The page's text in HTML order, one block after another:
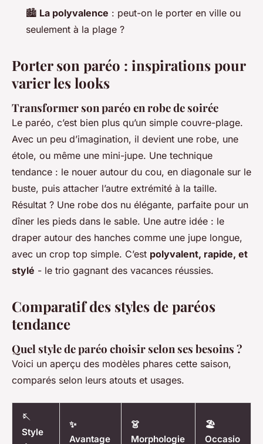
🏙️ La polyvalence : peut-on le porter en ville ou
seulement à la plage ?
Porter son paréo : inspirations pour
varier les looks
Transformer son paréo en robe de soirée
Le paréo, c’est bien plus qu’un simple couvre-plage.
Avec un peu d’imagination, il devient une robe, une
étole, ou même une mini-jupe. Une technique
tendance : le nouer autour du cou, en diagonale sur le
buste, puis attacher l’autre extrémité à la taille.
Résultat ? Une robe dos nu élégante, parfaite pour un
dîner les pieds dans le sable. Une autre idée : le
draper autour des hanches comme une jupe longue,
avec un crop top simple. C’est polyvalent, rapide, et
stylé - le trio gagnant des vacances réussies.
Comparatif des styles de paréos
tendance
Quel style de paréo choisir selon ses besoins ?
Voici un aperçu des modèles phares cette saison,
comparés selon leurs atouts et usages.
🪡
Style
✨
Avantage
👗
Morphologie
🏖️
Occasio